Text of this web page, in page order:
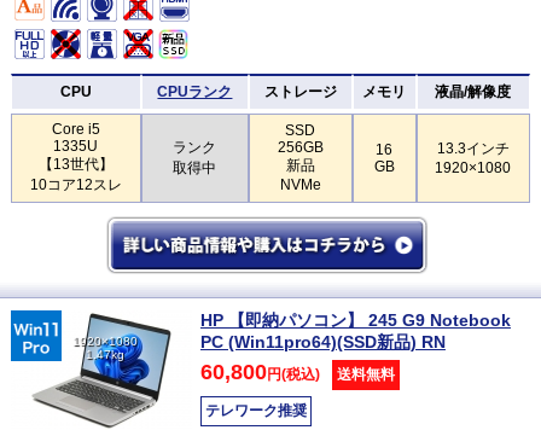
CPU CPUランク ストレージ メモリ 液晶/解像度
Core i5
1335U
【13世代】
10コア12スレ
ランク
取得中
SSD
256GB
新品
NVMe
16
GB
13.3インチ
1920×1080
1920×1080
1.47kg
HP 【即納パソコン】 245 G9 Notebook
PC (Win11pro64)(SSD新品) RN
60,800円(税込) 送料無料
テレワーク推奨